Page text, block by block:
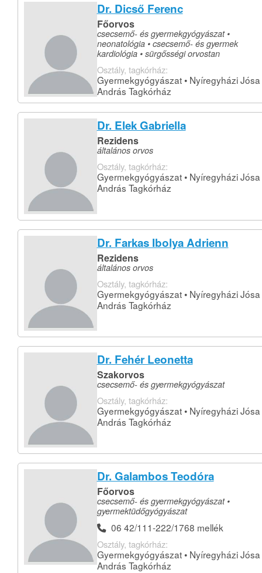
Dr. Dicső Ferenc
Főorvos
csecsemő- és gyermekgyógyászat •
neonatológia • csecsemő- és gyermek
kardiológia • sürgősségi orvostan
Osztály, tagkórház:
Gyermekgyógyászat • Nyíregyházi Jósa
András Tagkórház
Dr. Elek Gabriella
Rezidens
általános orvos
Osztály, tagkórház:
Gyermekgyógyászat • Nyíregyházi Jósa
András Tagkórház
Dr. Farkas Ibolya Adrienn
Rezidens
általános orvos
Osztály, tagkórház:
Gyermekgyógyászat • Nyíregyházi Jósa
András Tagkórház
Dr. Fehér Leonetta
Szakorvos
csecsemő- és gyermekgyógyászat
Osztály, tagkórház:
Gyermekgyógyászat • Nyíregyházi Jósa
András Tagkórház
Dr. Galambos Teodóra
Főorvos
csecsemő- és gyermekgyógyászat •
gyermektüdőgyógyászat
06 42/111-222/1768 mellék
Osztály, tagkórház:
Gyermekgyógyászat • Nyíregyházi Jósa
András Tagkórház